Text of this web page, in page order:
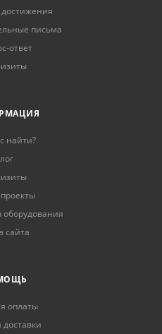
письма
ответ
найти?
сайта
оплаты
доставки